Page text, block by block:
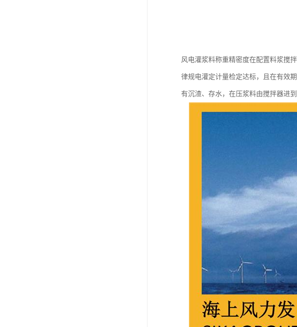
风电灌浆料称重精密度在配置料浆搅
律规电灌定计量检定达标，且在有效
有沉渣、存水，在压浆料由搅拌器进